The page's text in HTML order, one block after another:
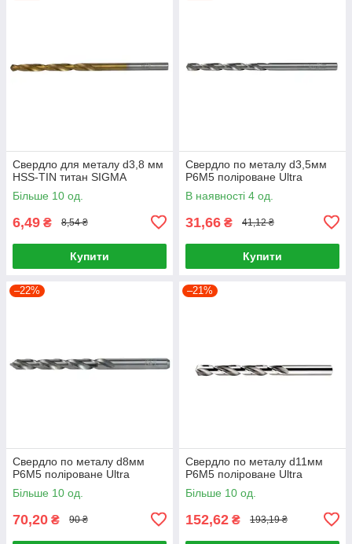
Свердло для металу d3,8 мм
HSS-TIN титан SIGMA
Більше 10 од.
6,49 ₴ 8,54 ₴
Купити
Свердло по металу d3,5мм
P6M5 поліроване Ultra
В наявності 4 од.
31,66 ₴ 41,12 ₴
Купити
–22%
Свердло по металу d8мм
P6M5 поліроване Ultra
Більше 10 од.
70,20 ₴ 90 ₴
–21%
Свердло по металу d11мм
P6M5 поліроване Ultra
Більше 10 од.
152,62 ₴ 193,19 ₴